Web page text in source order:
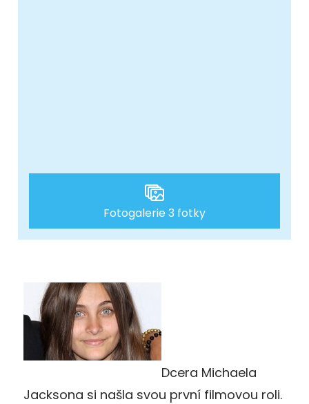
Fotogalerie 3 fotky
Dcera Michaela
Jacksona si našla svou první filmovou roli.